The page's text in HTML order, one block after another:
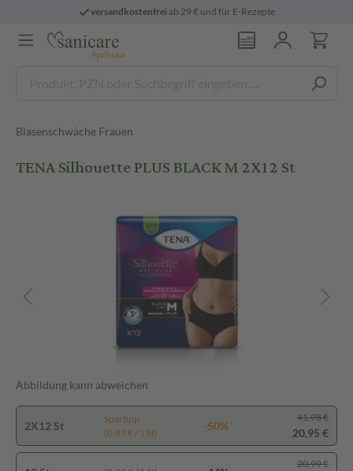
versandkostenfreiab 29 € und für E-Rezepte
Blasenschwäche Frauen
TENA Silhouette PLUS BLACK M 2X12 St
Abbildung kann abweichen
2X12 St
Spartipp
(0,87 € / 1 St)
-50%
41,98 €
20,95 €
20,99 €